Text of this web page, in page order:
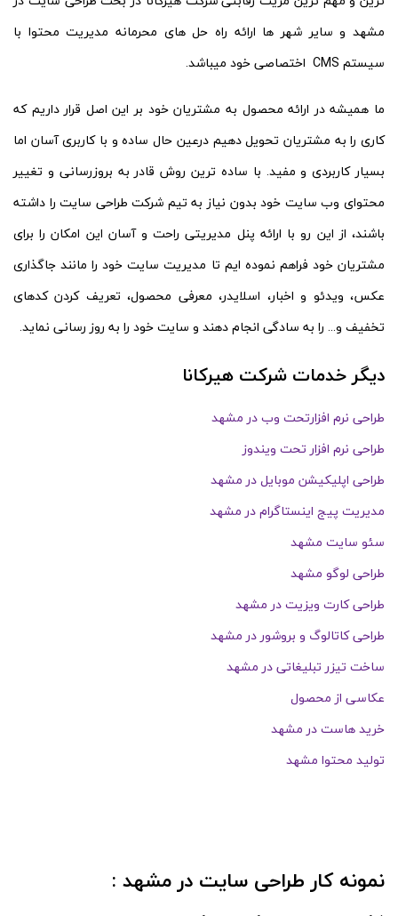
مشهد و سایر شهر ها ارائه راه حل های محرمانه مدیریت محتوا با
سیستم CMS اختصاصی خود میباشد.
ما همیشه در ارائه محصول به مشتریان خود بر این اصل قرار داریم که
کاری را به مشتریان تحویل دهیم درعین حال ساده و با کاربری آسان اما
بسیار کاربردی و مفید. با ساده ترین روش قادر به بروزرسانی و تغییر
محتوای وب سایت خود بدون نیاز به تیم شرکت طراحی سایت را داشته
باشند، از این رو با ارائه پنل مدیریتی راحت و آسان این امکان را برای
مشتریان خود فراهم نموده ایم تا مدیریت سایت خود را مانند جاگذاری
عکس، ویدئو و اخبار، اسلایدر، معرفی محصول، تعریف کردن کدهای
تخفیف و... را به سادگی انجام دهند و سایت خود را به روز رسانی نماید.
دیگر خدمات شرکت هیرکانا
طراحی نرم افزارتحت وب در مشهد
طراحی نرم افزار تحت ویندوز
طراحی اپلیکیشن موبایل در مشهد
مدیریت پیج اینستاگرام در مشهد
سئو سایت مشهد
طراحی لوگو مشهد
طراحی کارت ویزیت در مشهد
طراحی کاتالوگ و بروشور در مشهد
ساخت تیزر تبلیغاتی در مشهد
عکاسی از محصول
خرید هاست در مشهد
تولید محتوا مشهد
نمونه کار طراحی سایت در مشهد :